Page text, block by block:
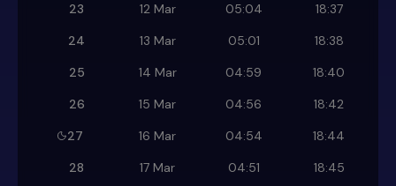
23
12 Mar 05:04
18:37
24
13 Mar 05:01
18:38
25
14 Mar 04:59
18:40
26
15 Mar 04:56
18:42
27
16 Mar 04:54
18:44
28
17 Mar 04:51
18:45